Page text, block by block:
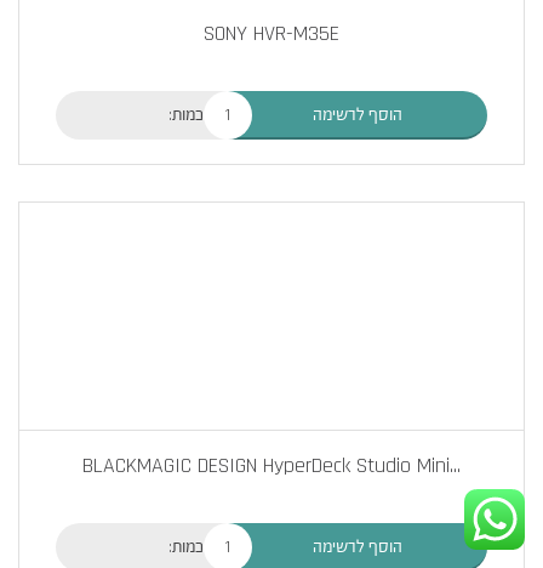
SONY HVR-M35E
כמות: הוסף לרשימה
BLACKMAGIC DESIGN HyperDeck Studio Mini...
כמות: הוסף לרשימה